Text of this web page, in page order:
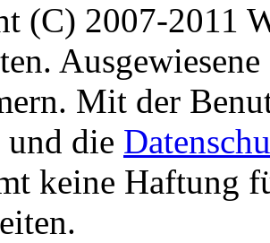
(C) 2007-2011
Mit der
und die
keine Haftung